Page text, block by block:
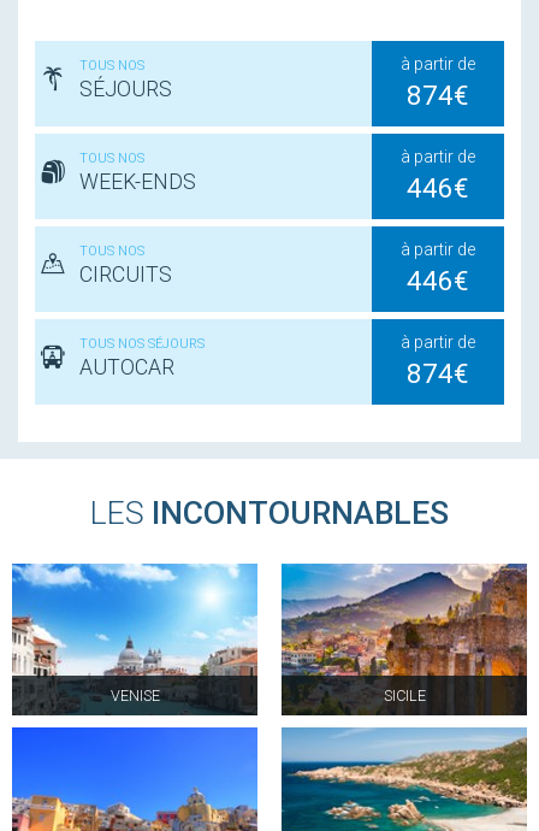
TOUS NOS
SÉJOURS
à partir de
874€
TOUS NOS
WEEK-ENDS
à partir de
446€
TOUS NOS
CIRCUITS
à partir de
446€
TOUS NOS SÉJOURS
AUTOCAR
à partir de
874€
LES INCONTOURNABLES
VENISE SICILE